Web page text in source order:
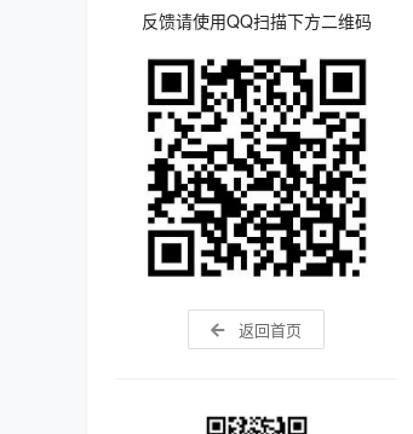
反馈请使用QQ扫描下方二维码
返回首页